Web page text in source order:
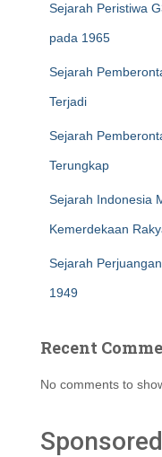
Sejarah Peristiwa
pada 1965
Sejarah
Terjadi
Sejarah
Terungkap
Sejarah Indonesia
Kemerdekaan
Sejarah
1949
Recent
No comments to